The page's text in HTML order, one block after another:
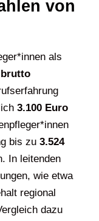
von
als
brutto
3.100 Euro
bis zu 3.524
In leitenden
wie etwa
regional
dazu